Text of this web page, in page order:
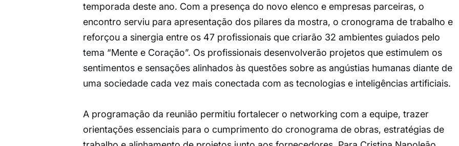
temporada deste ano. Com a presença do novo elenco e empresas parceiras, o
encontro serviu para apresentação dos pilares da mostra, o cronograma de trabalho e
reforçou a sinergia entre os 47 profissionais que criarão 32 ambientes guiados pelo
tema “Mente e Coração”. Os profissionais desenvolverão projetos que estimulem os
sentimentos e sensações alinhados às questões sobre as angústias humanas diante de
uma sociedade cada vez mais conectada com as tecnologias e inteligências artificiais.
A programação da reunião permitiu fortalecer o networking com a equipe, trazer
orientações essenciais para o cumprimento do cronograma de obras, estratégias de